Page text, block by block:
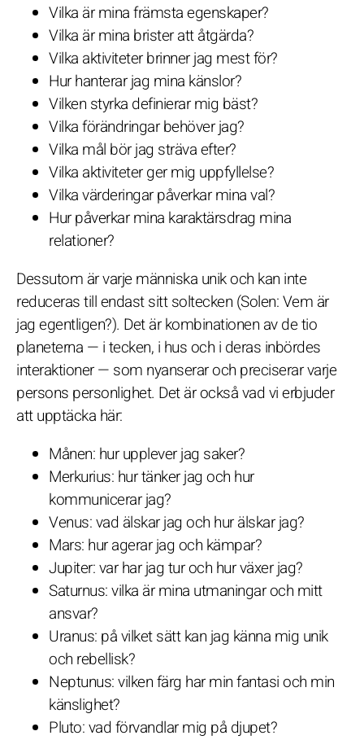
Vilka är mina främsta egenskaper?
Vilka är mina brister att åtgärda?
Vilka aktiviteter brinner jag mest för?
Hur hanterar jag mina känslor?
Vilken styrka definierar mig bäst?
Vilka förändringar behöver jag?
Vilka mål bör jag sträva efter?
Vilka aktiviteter ger mig uppfyllelse?
Vilka värderingar påverkar mina val?
Hur påverkar mina karaktärsdrag mina
relationer?
Dessutom är varje människa unik och kan inte
reduceras till endast sitt soltecken (Solen: Vem är
jag egentligen?). Det är kombinationen av de tio
planeterna — i tecken, i hus och i deras inbördes
interaktioner — som nyanserar och preciserar varje
persons personlighet. Det är också vad vi erbjuder
att upptäcka här:
Månen: hur upplever jag saker?
Merkurius: hur tänker jag och hur
kommunicerar jag?
Venus: vad älskar jag och hur älskar jag?
Mars: hur agerar jag och kämpar?
Jupiter: var har jag tur och hur växer jag?
Saturnus: vilka är mina utmaningar och mitt
ansvar?
Uranus: på vilket sätt kan jag känna mig unik
och rebellisk?
Neptunus: vilken färg har min fantasi och min
känslighet?
Pluto: vad förvandlar mig på djupet?